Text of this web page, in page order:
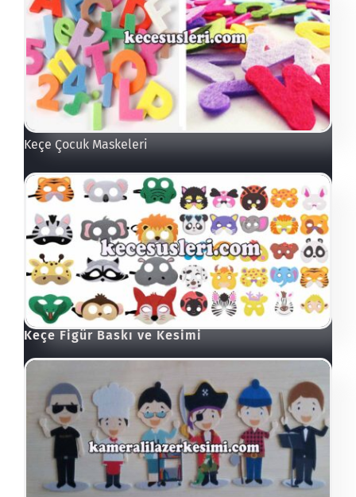
Keçe Çocuk Maskeleri
Keçe Figür Baskı ve Kesimi